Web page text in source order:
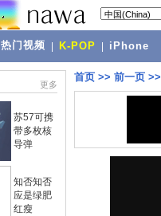
热门视频 K-POP iPhone
更多
苏57可携
带多枚核
导弹
知否知否
应是绿肥
红瘦
首页 >> 前一页 >>